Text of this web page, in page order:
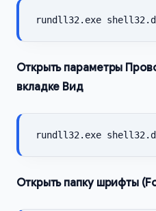
rundll32.exe
Открыть параметры
вкладке Вид
rundll32.exe
Открыть папку шрифты